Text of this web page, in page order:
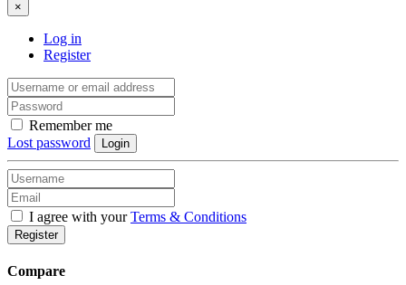
×
Log in
Register
Remember me
Lost password
Login
I agree with yourTerms & Conditions
Register
Compare